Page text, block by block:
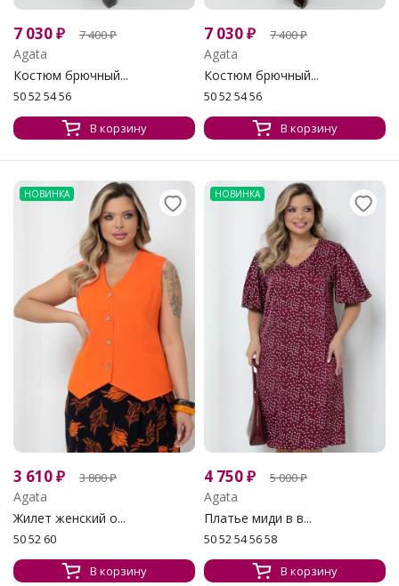
7 030₽ 7 400₽
Agata
Костюм брючный...
50 52 54 56
В корзину
7 030₽ 7 400₽
Agata
Костюм брючный...
50 52 54 56
В корзину
НОВИНКА
3 610₽ 3 800₽
Agata
Жилет женский о...
50 52 60
В корзину
НОВИНКА
4 750₽ 5 000₽
Agata
Платье миди в в...
50 52 54 56 58
В корзину